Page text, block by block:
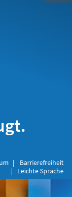
Barrierefreiheit
Leichte Sprache